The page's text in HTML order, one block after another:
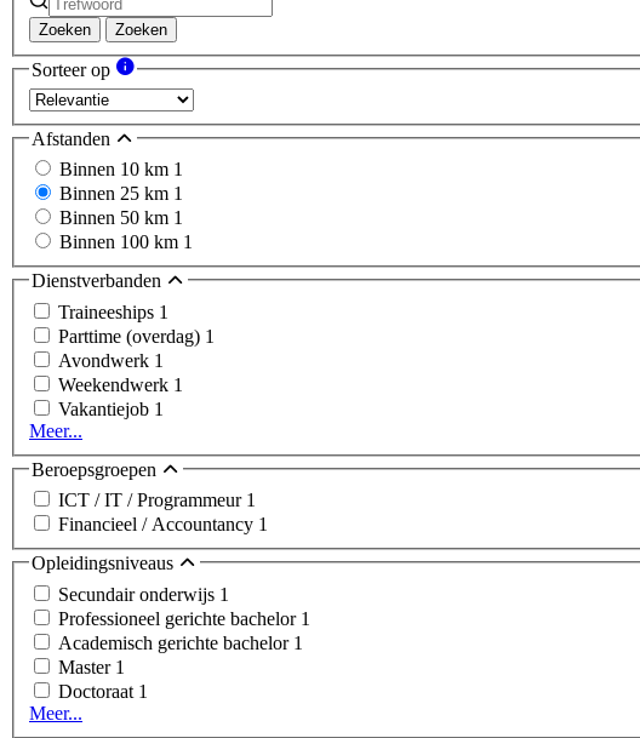
Zoeken Zoeken
Sorteer op
Afstanden
Binnen 10 km 1
Binnen 25 km 1
Binnen 50 km 1
Binnen 100 km 1
Dienstverbanden
Traineeships 1
Parttime (overdag) 1
Avondwerk 1
Weekendwerk 1
Vakantiejob 1
Meer...
Beroepsgroepen
ICT / IT / Programmeur 1
Financieel / Accountancy 1
Opleidingsniveaus
Secundair onderwijs 1
Professioneel gerichte bachelor 1
Academisch gerichte bachelor 1
Master 1
Doctoraat 1
Meer...